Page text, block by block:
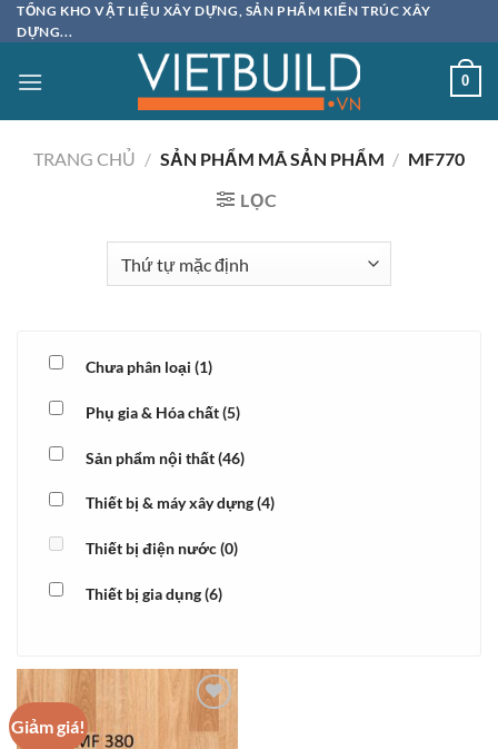
Bỏ
qua
dung
TỔNG KHO VẬT LIỆU XÂY DỰNG, SẢN PHẨM KIẾN TRÚC XÂY
DỰNG...
0
TRANG CHỦ / SẢN PHẨM MÃ SẢN PHẨM / MF770
LỌC
Chưa phân loại (1)
Phụ gia & Hóa chất(5)
Sản phẩm nội thất(46)
Thiết bị & máy xây dựng(4)
Thiết bị điện nước(0)
Thiết bị gia dụng(6)
Giảm giá!
Add to
wishlist